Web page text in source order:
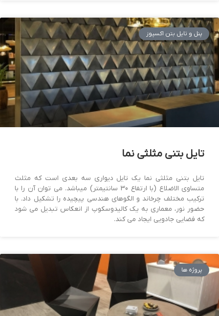
پنل و تایل بتن اکسپوز
تایل بتنی مثلثی نما
تایل بتنی مثلثی نما یک تایل دیواری سه بعدی است که مثلث
متساوی الاضلاع (با ارتفاع 30 سانتیمتر) میباشد. می توان آن را با
ترکیب مختلف چرخاند و الگوهای هندسی پیچیده را تشکیل داد. با
حضور نور، معماری به یک کالیدوسکوپ از انعکاس تبدیل می شود
که فضایی جادویی ایجاد می کند.
پروژه ها